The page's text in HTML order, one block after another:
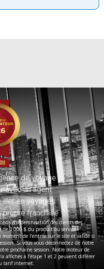
de voyage
avec un agent
en voyages
propre franchise
d’indemnisation des clients des
de 1 000 $ du produit ou service
de l’entrée sur le site et valide si
Si vous vous déconnectez de notre
prochaine session. Notre moteur de
affichés à l’étape 1 et 2 peuvent différer
tarif internet.